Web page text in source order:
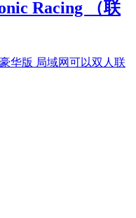
Racing （联